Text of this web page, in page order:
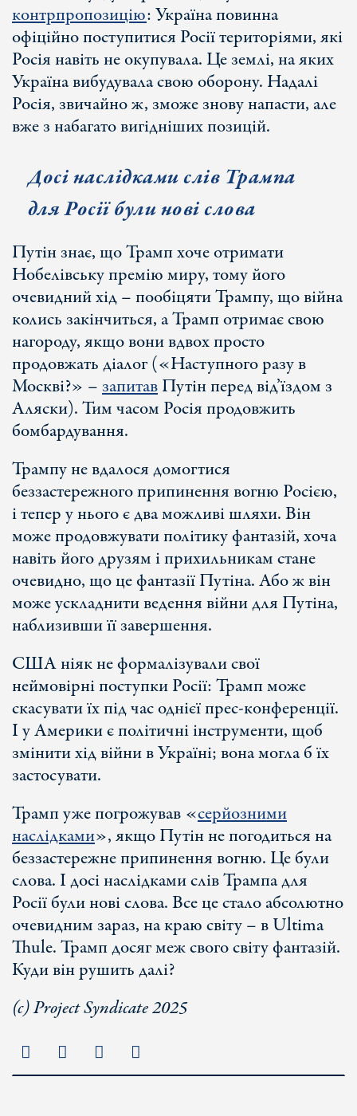
контрпропозицію: Україна повинна
офіційно поступитися Росії територіями, які
Росія навіть не окупувала. Це землі, на яких
Україна вибудувала свою оборону. Надалі
Росія, звичайно ж, зможе знову напасти, але
вже з набагато вигідніших позицій.
Досі наслідками слів Трампа
для Росії були нові слова
Путін знає, що Трамп хоче отримати
Нобелівську премію миру, тому його
очевидний хід – пообіцяти Трампу, що війна
колись закінчиться, а Трамп отримає свою
нагороду, якщо вони вдвох просто
продовжать діалог («Наступного разу в
Москві?» –запитавПутін перед від’їздом з
Аляски). Тим часом Росія продовжить
бомбардування.
Трампу не вдалося домогтися
беззастережного припинення вогню Росією,
і тепер у нього є два можливі шляхи. Він
може продовжувати політику фантазій, хоча
навіть його друзям і прихильникам стане
очевидно, що це фантазії Путіна. Або ж він
може ускладнити ведення війни для Путіна,
наблизивши її завершення.
США ніяк не формалізували свої
неймовірні поступки Росії: Трамп може
скасувати їх під час однієї прес-конференції.
І у Америки є політичні інструменти, щоб
змінити хід війни в Україні; вона могла б їх
застосувати.
Трамп уже погрожував «серйозними
наслідками», якщо Путін не погодиться на
беззастережне припинення вогню. Це були
слова. І досі наслідками слів Трампа для
Росії були нові слова. Все це стало абсолютно
очевидним зараз, на краю світу – в Ultima
Thule. Трамп досяг меж свого світу фантазій.
Куди він рушить далі?
(c) Project Syndicate 2025